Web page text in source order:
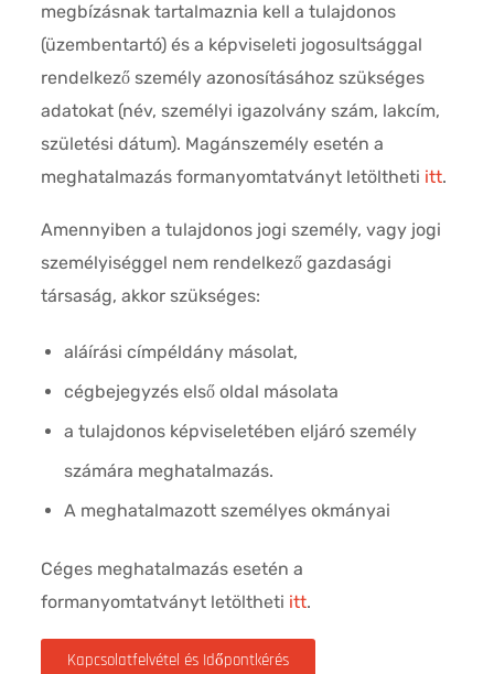
megbízásnak tartalmaznia kell a tulajdonos
(üzembentartó) és a képviseleti jogosultsággal
rendelkező személy azonosításához szükséges
adatokat (név, személyi igazolvány szám, lakcím,
születési dátum). Magánszemély esetén a
meghatalmazás formanyomtatványt letöltheti itt.
Amennyiben a tulajdonos jogi személy, vagy jogi
személyiséggel nem rendelkező gazdasági
társaság, akkor szükséges:
aláírási címpéldány másolat,
cégbejegyzés első oldal másolata
a tulajdonos képviseletében eljáró személy
számára meghatalmazás.
A meghatalmazott személyes okmányai
Céges meghatalmazás esetén a
formanyomtatványt letöltheti itt.
Kapcsolatfelvétel és Időpontkérés